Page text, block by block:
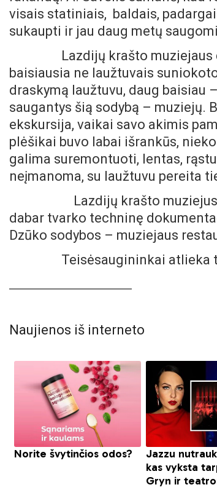
visais statiniais, baldais,
sukaupti ir jau daug metų
Lazdijų krašto muziejaus
baisiausia ne laužtuvais
draskymą laužtuvu, daug baisiau
saugantys šią sodybą – muziejų.
ekskursija, vaikai savo akimis
plėšikai buvo labai išrankūs,
galima suremontuoti, lentas,
neįmanoma, su laužtuvu pereita
Lazdijų krašto muziejus
dabar tvarko techninę
Dzūko sodybos – muziejaus
Teisėsaugininkai atlieka
Naujienos iš interneto